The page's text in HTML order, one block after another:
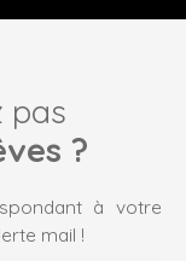
pas
?
à votre
mail !